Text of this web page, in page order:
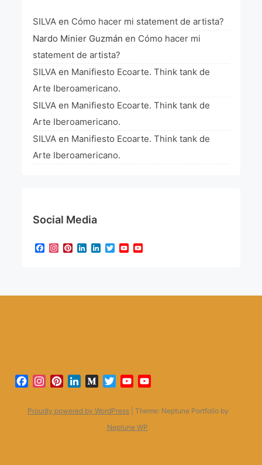
Fundación Colombia
SILVA en Cómo hacer mi statement de artista?
Nardo Minier Guzmán en Cómo hacer mi
statement de artista?
SILVA en Manifiesto Ecoarte. Think tank de
Arte Iberoamericano.
SILVA en Manifiesto Ecoarte. Think tank de
Arte Iberoamericano.
SILVA en Manifiesto Ecoarte. Think tank de
Arte Iberoamericano.
Social Media
Facebook
Instagram
Pinterest
LinkedIn
LinkedIn
TwitterYouTube
Facebook
Instagram
PinterestLinkedInMediumTwitterYouTube
Proudly powered by WordPress
Theme: Neptune Portfolio by
Neptune WP.